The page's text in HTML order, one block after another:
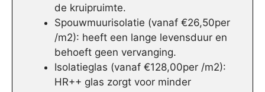
de kruipruimte.
Spouwmuurisolatie (vanaf €26,50per
/m2): heeft een lange levensduur en
behoeft geen vervanging.
Isolatieglas (vanaf €128,00per /m2):
HR++ glas zorgt voor minder